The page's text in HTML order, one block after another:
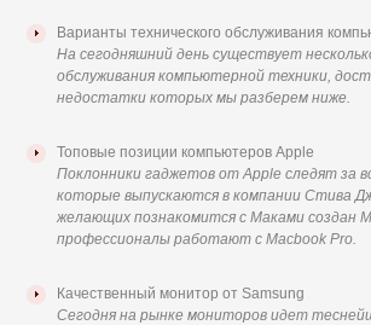
Варианты технического обслуживания
На сегодняшний день существует
обслуживания компьютерной техники,
недостатки которых мы разберем ниже.
Топовые позиции компьютеров Apple
Поклонники гаджетов от Apple следят за
которые выпускаются в компании Стива
желающих познакомится с Маками создан
профессионалы работают с Macbook Pro.
Качественный монитор от Samsung
Сегодня на рынке мониторов идет